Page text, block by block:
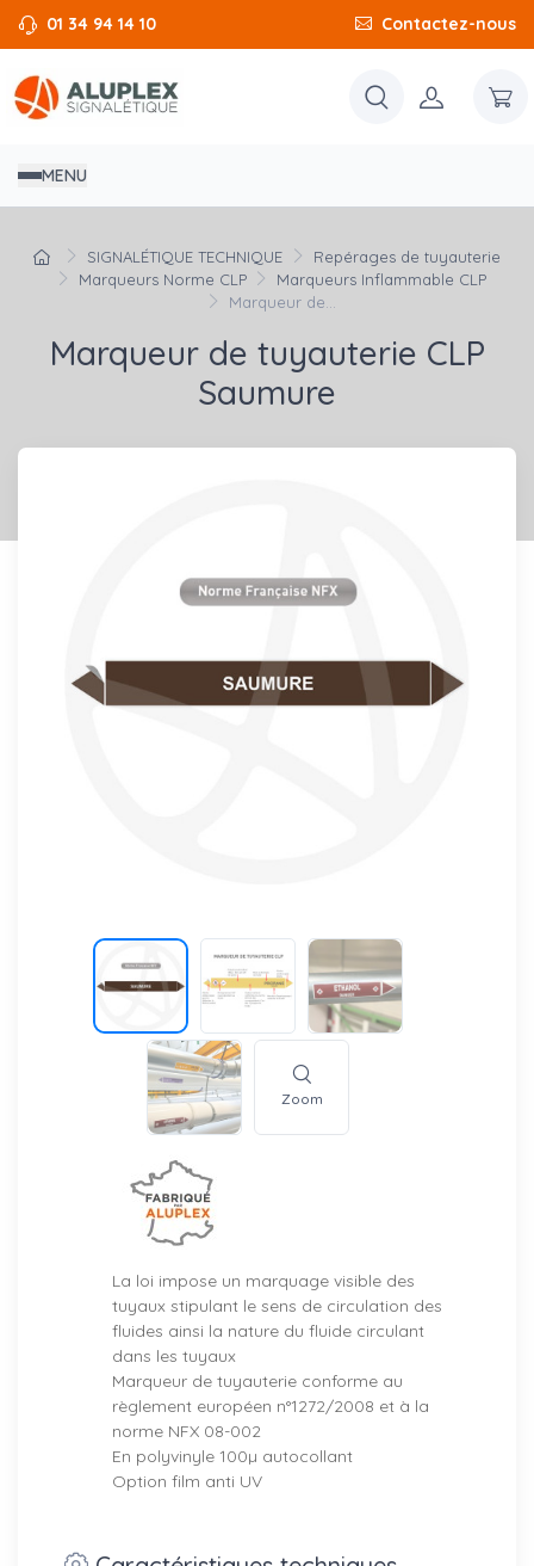
01 34 94 14 10 Contactez-nous
MENU
SIGNALÉTIQUE TECHNIQUE
Repérages de tuyauterie
Marqueurs Norme CLP
Marqueurs Inflammable CLP
Marqueur de...
Marqueur de tuyauterie CLP
Saumure
Zoom
La loi impose un marquage visible des
tuyaux stipulant le sens de circulation des
fluides ainsi la nature du fluide circulant
dans les tuyaux
Marqueur de tuyauterie conforme au
règlement européen n°1272/2008 et à la
norme NFX 08-002
En polyvinyle 100µ autocollant
Option film anti UV